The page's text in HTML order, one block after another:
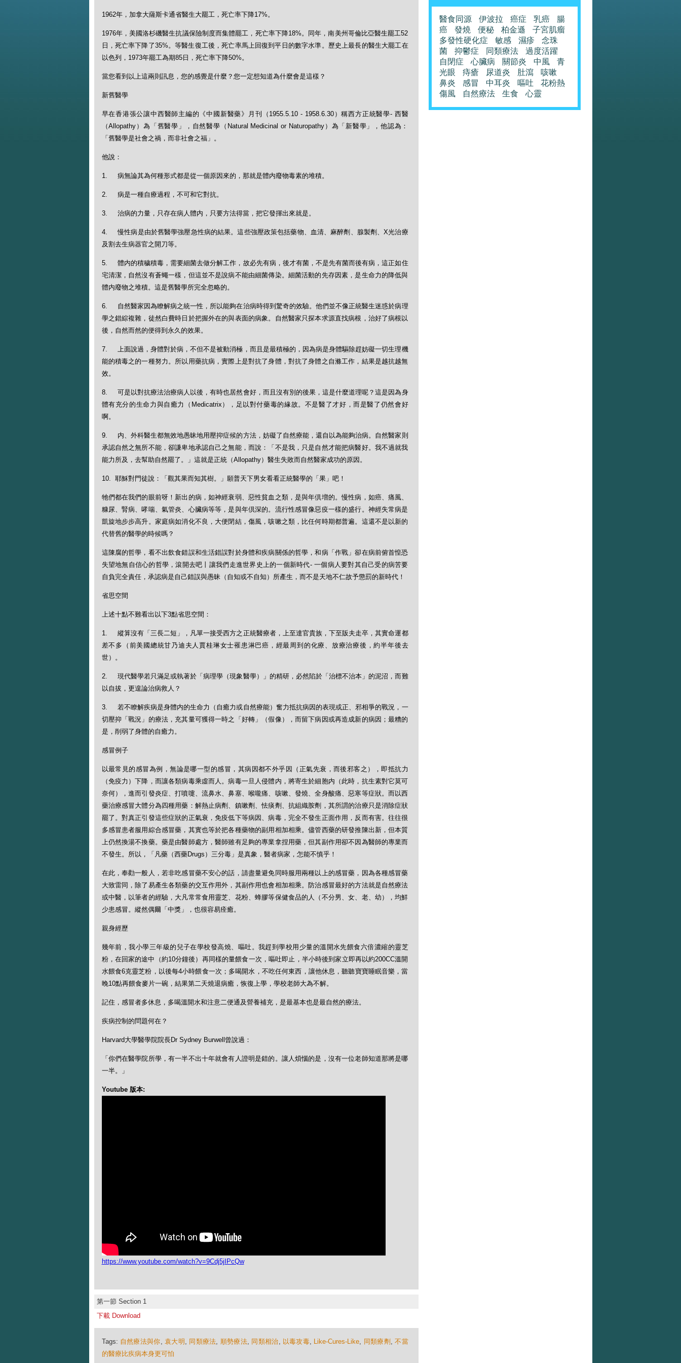
1962年，加拿大薩斯卡通省醫生大罷工，死亡率下降17%。
1976年，美國洛杉磯醫生抗議保險制度而集體罷工，死亡率下降18%。同年，南美州哥倫比亞醫生罷工52
日，死亡率下降了35%。等醫生復工後，死亡率馬上回復到平日的數字水準。歷史上最長的醫生大罷工在
以色列，1973年罷工為期85日，死亡率下降50%。
當您看到以上這兩則訊息，您的感覺是什麼？您一定想知道為什麼會是這樣？
新舊醫學
早在香港張公讓中西醫師主編的《中國新醫藥》月刊（1955.5.10 - 1958.6.30）稱西方正統醫學- 西醫
（Allopathy）為「舊醫學」，自然醫學（Natural Medicinal or Naturopathy）為「新醫學」，他認為：
「舊醫學是社會之禍，而非社會之福」。
他說：
1. 病無論其為何種形式都是從一個原因來的，那就是體内廢物毒素的堆積。
2. 病是一種自療過程，不可和它對抗。
3. 治病的力量，只存在病人體内，只要方法得當，把它發揮出來就是。
4. 慢性病是由於舊醫學強壓急性病的結果。這些強壓政策包括藥物、血清、麻醉劑、腺製劑、X光治療
及割去生病器官之開刀等。
5. 體内的積穢積毒，需要細菌去做分解工作，故必先有病，後才有菌，不是先有菌而後有病，這正如住
宅清潔，自然沒有蒼蠅一樣，但這並不是說病不能由細菌傳染。細菌活動的先存因素，是生命力的降低與
體内廢物之堆積。這是舊醫學所完全忽略的。
6. 自然醫家因為瞭解病之統一性，所以能夠在治病時得到驚奇的效驗。他們並不像正統醫生迷惑於病理
學之錯綜複雜，徒然白費時日於把握外在的與表面的病象。自然醫家只探本求源直找病根，治好了病根以
後，自然而然的便得到永久的效果。
7. 上面說過，身體對於病，不但不是被動消極，而且是最積極的，因為病是身體驅除趕妨礙一切生理機
能的積毒之的一種努力。所以用藥抗病，實際上是對抗了身體，對抗了身體之自滌工作，結果是越抗越無
效。
8. 可是以對抗療法治療病人以後，有時也居然會好，而且沒有別的後果，這是什麼道理呢？這是因為身
體有充分的生命力與自癒力（Medicatrix），足以對付藥毒的緣故。不是醫了才好，而是醫了仍然會好
啊。
9. 内、外科醫生都無效地愚昧地用壓抑症候的方法，妨礙了自然療能，還自以為能夠治病。自然醫家則
承認自然之無所不能，卻謙卑地承認自己之無能，而說：「不是我，只是自然才能把病醫好。我不過就我
能力所及，去幫助自然罷了。」這就是正統（Allopathy）醫生失敗而自然醫家成功的原因。
10. 耶穌對門徒說：「觀其果而知其樹。」願普天下男女看看正統醫學的「果」吧！
牠們都在我們的眼前呀！新出的病，如神經衰弱、惡性貧血之類，是與年倶増的。慢性病，如癌、痛風、
糠尿、腎病、哮喘、氣管炎、心臟病等等，是與年倶深的。流行性感冒像惡疫一樣的盛行。神經失常病是
凱旋地步步高升。家庭病如消化不良，大便閉結，傷風，咳嗽之類，比任何時期都普遍。這還不是以新的
代替舊的醫學的時候嗎？
這陳腐的哲學，看不出飲食錯誤和生活錯誤對於身體和疾病關係的哲學，和病「作戰」卻在病前俯首惶恐
失望地無自信心的哲學，滾開去吧丨讓我們走進世界史上的一個新時代- 一個病人要對其自己受的病苦要
自負完全責任，承認病是自己錯誤與愚昧（自知或不自知）所產生，而不是天地不仁故予懲罰的新時代！
省思空間
上述十點不難看出以下3點省思空間：
1. 縱算沒有「三長二短」，凡單一接受西方之正統醫療者，上至達官貴族，下至販夫走卒，其實命運都
差不多（前美國總統甘乃迪夫人賈桂琳女士罹患淋巴癌，經最周到的化療、放療治療後，約半年後去
世）。
2. 現代醫學若只滿足或執著於「病理學（現象醫學）」的精研，必然陷於「治標不治本」的泥沼，而難
以自拔，更遑論治病救人？
3. 若不瞭解疾病是身體内的生命力（自癒力或自然療能）奮力抵抗病因的表現或正、邪相爭的戰況，一
切壓抑「戰況」的療法，充其量可獲得一時之「好轉」（假像），而留下病因或再造成新的病因；最糟的
是，削弱了身體的自癒力。
感冒例子
以最常見的感冒為例，無論是哪一型的感冒，其病因都不外乎因（正氣先衰，而後邪客之），即抵抗力
（免疫力）下降，而讓各類病毒乘虛而人。病毒一旦人侵體内，將寄生於細胞内（此時，抗生素對它莫可
奈何），進而引發炎症、打噴嚏、流鼻水、鼻塞、喉嚨痛、咳嗽、發燒、全身酸痛、惡寒等症狀。而以西
藥治療感冒大體分為四種用藥：解熱止病劑、鎮嗽劑、怯痰劑、抗組織胺劑，其所謂的治療只是消除症狀
罷了。對真正引發這些症狀的正氣衰，免疫低下等病因、病毒，完全不發生正面作用，反而有害。往往很
多感冒患者服用綜合感冒藥，其實也等於把各種藥物的副用相加相乘。儘管西藥的研發推陳出新，但本質
上仍然換湯不換藥。藥是由醫師處方，醫師雖有足夠的專業拿捏用藥，但其副作用卻不因為醫師的專業而
不發生。所以，「凡藥（西藥Drugs）三分毒」是真象，醫者病家，怎能不慎乎！
在此，奉勸一般人，若非吃感冒藥不安心的話，請盡量避免同時服用兩種以上的感冒藥，因為各種感冒藥
大致雷同，除了易產生各類藥的交互作用外，其副作用也會相加相乘。防治感冒最好的方法就是自然療法
或中醫，以筆者的經驗，大凡常常食用靈芝、花粉、蜂膠等保健食品的人（不分男、女、老、幼），均鮮
少患感冒。縱然偶爾「中獎」，也很容易痊癒。
親身經歷
幾年前，我小學三年級的兒子在學校發高燒、嘔吐。我趕到學校用少量的溫開水先餵食六倍濃縮的靈芝
粉，在回家的途中（約10分鐘後）再同樣的量餵食一次，嘔吐即止，半小時後到家立即再以約200CC溫開
水餵食6克靈芝粉，以後每4小時餵食一次；多喝開水，不吃任何東西，讓他休息，聽聽寶寶睡眠音樂，當
晚10點再餵食麥片一碗，結果第二天燒退病癒，恢復上學，學校老師大為不解。
記住，感冒者多休息，多喝溫開水和注意二便通及營養補充，是最基本也是最自然的療法。
疾病控制的問題何在？
Harvard大學醫學院院長Dr Sydney Burwell曾說過：
「你們在醫學院所學，有一半不出十年就會有人證明是錯的。讓人煩惱的是，沒有一位老師知道那將是哪
一半。」
Youtube 版本:
https://www.youtube.com/watch?v=9Cdj5jIPcQw
第一節 Section 1
下載 Download
Tags: 自然療法與你, 袁大明 , 同類療法, 順勢療法, 同類相治, 以毒攻毒, Like-Cures-Like, 同類療劑 ,不當
的醫療比疾病本身更可怕
醫食同源 伊波拉 癌症 乳癌
腸
癌
發燒 便秘 柏金遜
子宮肌瘤
多發性硬化症
敏感 濕疹
念珠
菌
抑鬱症 同類療法
過度活躍
自閉症
心臟病 關節炎 中風
青
光眼
痔瘡 尿道炎 肚瀉
咳嗽
鼻炎
感冒 中耳炎 嘔吐
花粉熱
傷風
自然療法 生食 心靈